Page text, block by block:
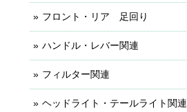
フロント・リア 足回り
ハンドル・レバー関連
フィルター関連
ヘッドライト・テールライト関連